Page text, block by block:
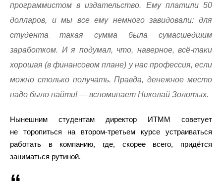
программистом в издательство. Ему платили 50
долларов, и мы все ему немного завидовали: для
студента такая сумма была сумасшедшим
заработком. И я подумал, что, наверное, всё-таки
хорошая (в финансовом плане) у нас профессия, если
можно столько получать. Правда, денежное место
надо было найти! — вспоминает Николай Золотых.
Нынешним студентам директор ИТММ советует
не торопиться на втором-третьем курсе устраиваться
работать в компанию, где, скорее всего, придётся
заниматься рутиной.